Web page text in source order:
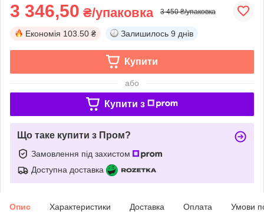
3 346,50 ₴/упаковка 3 450 ₴/упаковка
Економія 103.50 ₴ Залишилось 9 днів
Купити
або
Купити з
Що таке купити з Пром?
Замовлення під захистом
Доступна доставка
Опис Характеристики Доставка Оплата Умови